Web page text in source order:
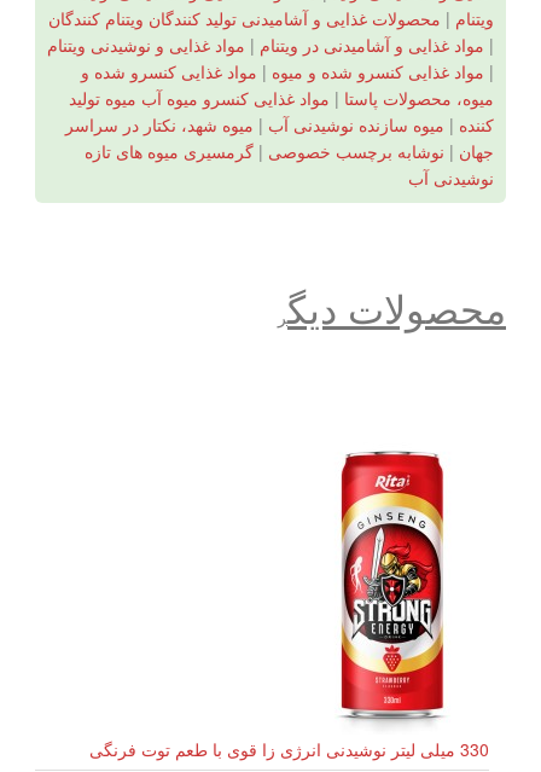
ویتنام | محصولات غذایی و آشامیدنی تولید کنندگان ویتنام کنندگان
| مواد غذایی و آشامیدنی در ویتنام | مواد غذایی و نوشیدنی ویتنام
| مواد غذایی کنسرو شده و میوه | مواد غذایی کنسرو شده و
میوه، محصولات پاستا | مواد غذایی کنسرو میوه آب میوه تولید
کننده | میوه سازنده نوشیدنی آب | میوه شهد، نکتار در سراسر
جهان | نوشابه برچسب خصوصی | گرمسیری میوه های تازه
نوشیدنی آب
محصولات دیگر
330 میلی لیتر نوشیدنی انرژی زا قوی با طعم توت فرنگی